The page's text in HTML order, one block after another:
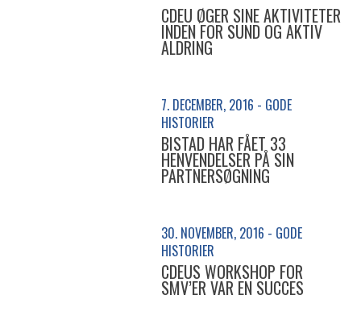
CDEU ØGER SINE AKTIVITETER
INDEN FOR SUND OG AKTIV
ALDRING
7. DECEMBER, 2016 - GODE
HISTORIER
BISTAD HAR FÅET 33
HENVENDELSER PÅ SIN
PARTNERSØGNING
30. NOVEMBER, 2016 - GODE
HISTORIER
CDEUS WORKSHOP FOR
SMV’ER VAR EN SUCCES